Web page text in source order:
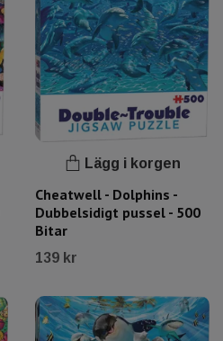
Lägg i korgen
Cheatwell - Dolphins -
Dubbelsidigt pussel - 500
Bitar
139 kr